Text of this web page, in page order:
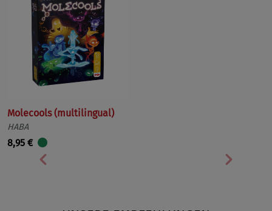
Molecools (multilingual)
HABA
8,95 €
Vorherige